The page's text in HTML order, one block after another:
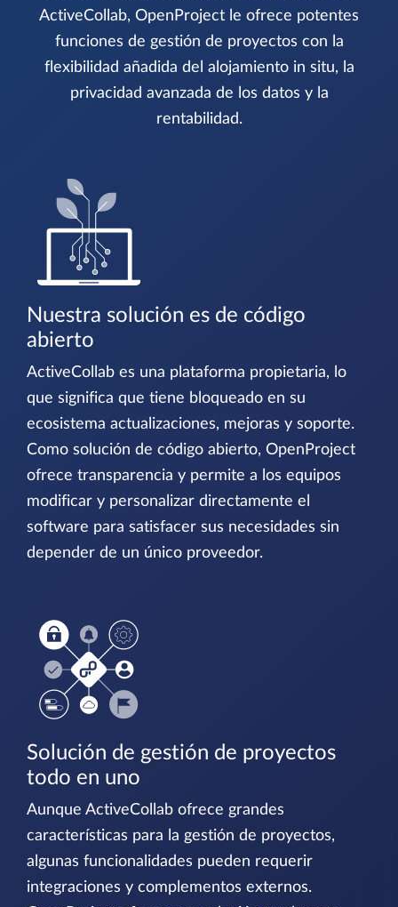
ActiveCollab, OpenProject le ofrece potentes
funciones de gestión de proyectos con la
flexibilidad añadida del alojamiento in situ, la
privacidad avanzada de los datos y la
rentabilidad.
Nuestra solución es de código
abierto
ActiveCollab es una plataforma propietaria, lo
que significa que tiene bloqueado en su
ecosistema actualizaciones, mejoras y soporte.
Como solución de código abierto, OpenProject
ofrece transparencia y permite a los equipos
modificar y personalizar directamente el
software para satisfacer sus necesidades sin
depender de un único proveedor.
Solución de gestión de proyectos
todo en uno
Aunque ActiveCollab ofrece grandes
características para la gestión de proyectos,
algunas funcionalidades pueden requerir
integraciones y complementos externos.